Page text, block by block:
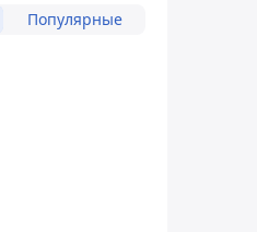
Популярные